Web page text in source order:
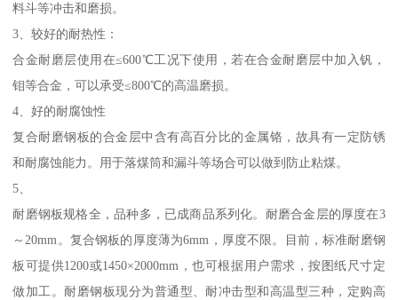
料斗等冲击和磨损。
3、较好的耐热性：
合金耐磨层使用在≤600℃工况下使用，若在合金耐磨层中加入钒，
钼等合金，可以承受≤800℃的高温磨损。
4、好的耐腐蚀性
复合耐磨钢板的合金层中含有高百分比的金属铬，故具有一定防锈
和耐腐蚀能力。用于落煤筒和漏斗等场合可以做到防止粘煤。
5、
耐磨钢板规格全，品种多，已成商品系列化。耐磨合金层的厚度在3
～20mm。复合钢板的厚度薄为6mm，厚度不限。目前，标准耐磨钢
板可提供1200或1450×2000mm，也可根据用户需求，按图纸尺寸定
做加工。耐磨钢板现分为普通型、耐冲击型和高温型三种，定购高